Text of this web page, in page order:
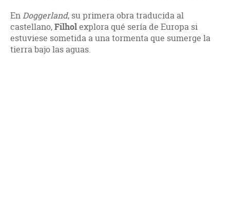
EnDoggerland, su primera obra traducida al
castellano,Filholexplora qué sería de Europa si
estuviese sometida a una tormenta que sumerge la
tierra bajo las aguas.